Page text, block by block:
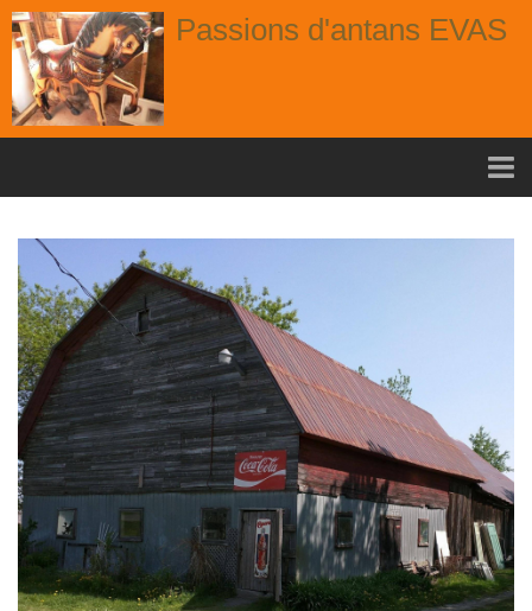
Passions d'antans EVAS
nouvelle arrivage aout
Album
Portes
Fenêtres
Chaises
Contact
Contactez nous!